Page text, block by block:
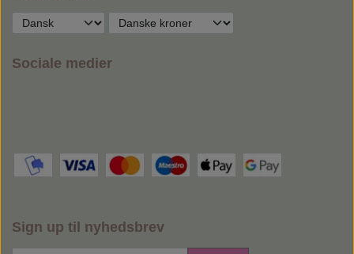
Sociale medier
Sign up til nyhedsbrev